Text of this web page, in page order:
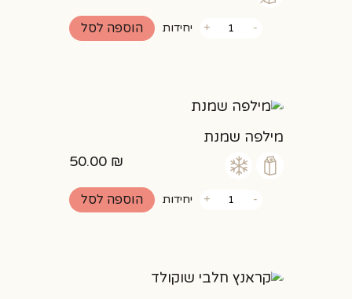
-של
+ יחידות הוספה לסל
מילפה שמנת
50.00 ₪
-של
+ יחידות הוספה לסל